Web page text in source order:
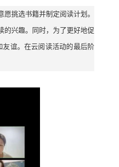
挑选书籍并制定阅读计划。
的兴趣。同时，为了更好地促
谊。在云阅读活动的最后阶